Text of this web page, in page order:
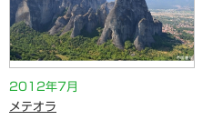
2012年7月
メテオラ